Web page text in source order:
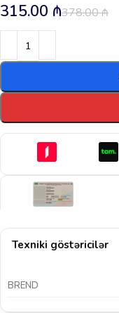
378.00₼
315.00 ₼
Texniki göstəricilər
BREND